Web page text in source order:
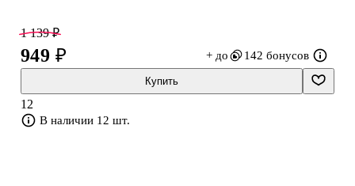
1 139 ₽
949 ₽ + до 142 бонусов
Купить
12
В наличии 12 шт.